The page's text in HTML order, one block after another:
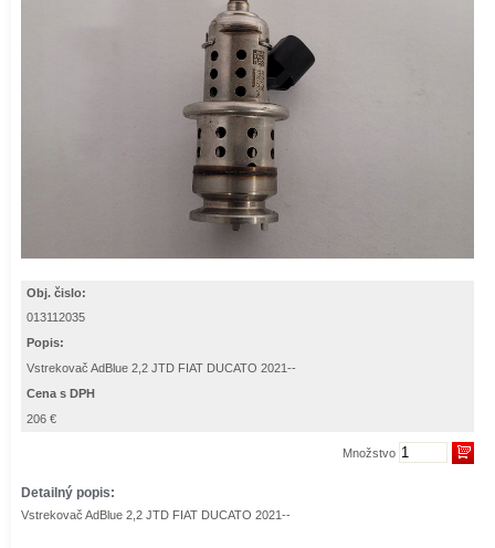
Obj. čislo:
013112035
Popis:
Vstrekovač AdBlue 2,2 JTD FIAT DUCATO 2021--
Cena s DPH
206 €
Množstvo
Detailný popis:
Vstrekovač AdBlue 2,2 JTD FIAT DUCATO 2021--